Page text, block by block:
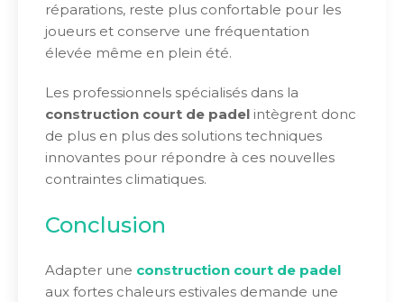
réparations, reste plus confortable pour les
joueurs et conserve une fréquentation
élevée même en plein été.
Les professionnels spécialisés dans la
construction court de padel intègrent donc
de plus en plus des solutions techniques
innovantes pour répondre à ces nouvelles
contraintes climatiques.
Conclusion
Adapter une construction court de padel
aux fortes chaleurs estivales demande une